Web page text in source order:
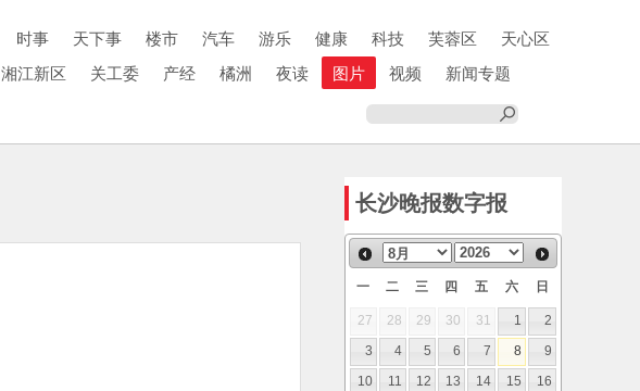
时事 天下事 楼市 汽车 游乐 健康 科技 芙蓉区
天心区
湘江新区 关工委 产经 橘洲 夜读 图片 视频
新闻专题
长沙晚报数字报
一 二 三 四 五 六 日
27 28 29 30 31 1
2
3
4 5 6 7 8
9
10
11 12 13 14 15
16